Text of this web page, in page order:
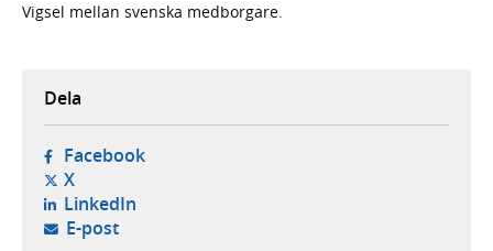
Vigsel mellan svenska medborgare.
Dela
Facebook- öppnas i ny flik, extern webbplats,
X- öppnas i ny flik, extern webbplats,
LinkedIn- öppnas i ny flik, extern webbplats,
E-post- öppnar din e-postklient,